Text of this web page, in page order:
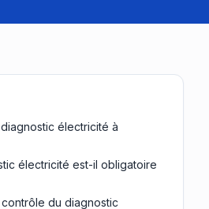
électricité à
électricité est-il obligatoire
du diagnostic